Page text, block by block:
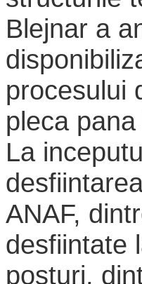
Blejnar a
procesului
pleca
La
ANAF,
desfiintate
posturi,